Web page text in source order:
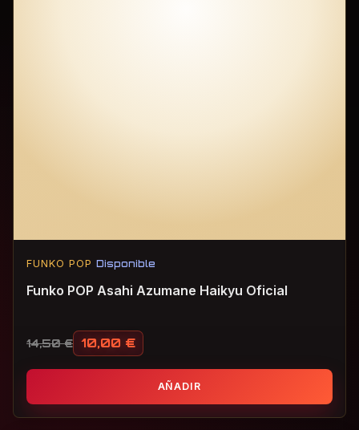
FUNKO POP Disponible
Funko POP Asahi Azumane Haikyu Oficial
14,50€
El precio original era: 14,50 €.
10,00 €
El precio actual es: 10,00 €.
AÑADIR